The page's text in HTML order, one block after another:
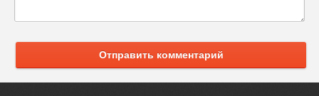
Отправить комментарий